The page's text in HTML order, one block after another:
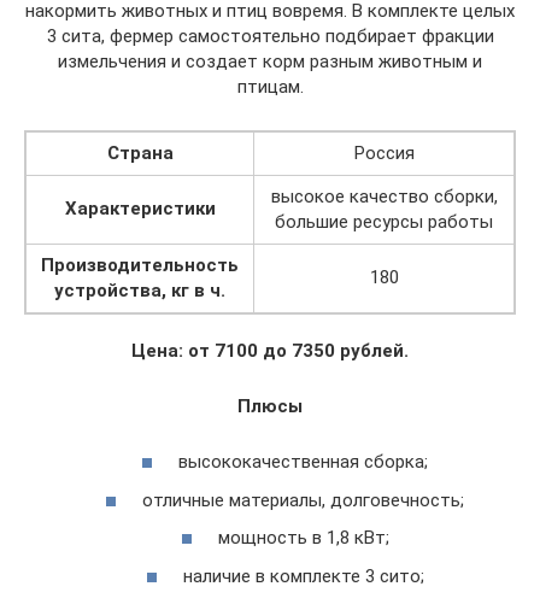
накормить животных и птиц вовремя. В комплекте целых
3 сита, фермер самостоятельно подбирает фракции
измельчения и создает корм разным животным и
птицам.
Страна Россия
Характеристики
высокое качество сборки,
большие ресурсы работы
Производительность
устройства, кг в ч.
180
Цена: от 7100 до 7350 рублей.
Плюсы
высококачественная сборка;
отличные материалы, долговечность;
мощность в 1,8 кВт;
наличие в комплекте 3 сито;